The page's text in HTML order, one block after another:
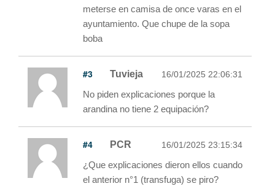
meterse en camisa de once varas en el
ayuntamiento. Que chupe de la sopa
boba
#3 Tuvieja 16/01/2025 22:06:31
No piden explicaciones porque la
arandina no tiene 2 equipación?
#4 PCR 16/01/2025 23:15:34
¿Que explicaciones dieron ellos cuando
el anterior n°1 (transfuga) se piro?